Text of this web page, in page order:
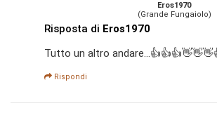
Eros1970
(Grande Fungaiolo)
Risposta di Eros1970
Tutto un altro
Rispondi